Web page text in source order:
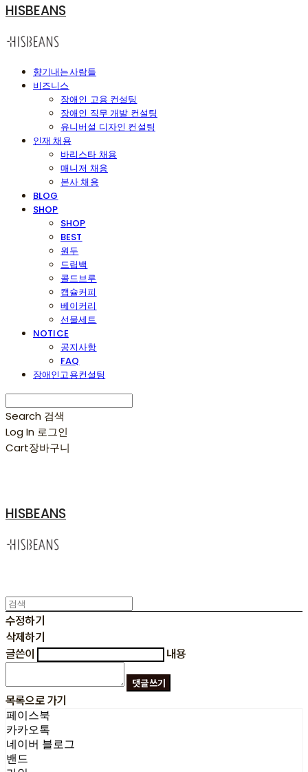
HISBEANS
향기내는사람들
비즈니스
장애인 고용 컨설팅
장애인 직무 개발 컨설팅
유니버설 디자인 컨설팅
인재 채용
바리스타 채용
매니저 채용
본사 채용
BLOG
SHOP
SHOP
BEST
원두
드립백
콜드브루
캡슐커피
베이커리
선물세트
NOTICE
공지사항
FAQ
장애인고용컨설팅
Search 검색
Log In 로그인
Cart장바구니
HISBEANS
수정하기
삭제하기
글쓴이
내용
댓글 쓰기
목록으로 가기
페이스북
카카오톡
네이버 블로그
밴드